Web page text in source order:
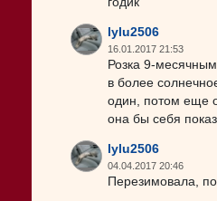
lylu2506
16.01.2017 21:53
Розка 9-
в более
один, потом еще
она бы себя
lylu2506
04.04.2017 20:46
Перезимовала,